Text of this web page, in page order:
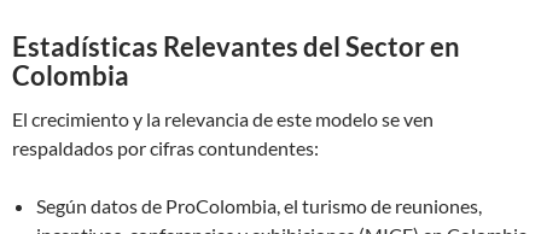
Estadísticas Relevantes del Sector en
Colombia
El crecimiento y la relevancia de este modelo se ven
respaldados por cifras contundentes:
Según datos de ProColombia, el turismo de reuniones,